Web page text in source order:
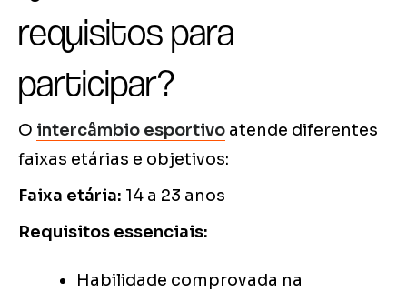
requisitos para
participar?
O intercâmbio esportivo atende diferentes
faixas etárias e objetivos:
Faixa etária: 14 a 23 anos
Requisitos essenciais:
Habilidade comprovada na